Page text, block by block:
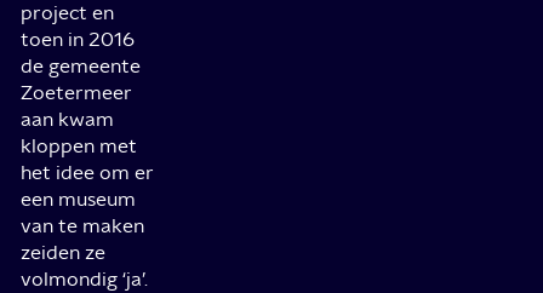
project en
toen in 2016
de gemeente
Zoetermeer
aan kwam
kloppen met
het idee om er
een museum
van te maken
zeiden ze
volmondig ‘ja’.